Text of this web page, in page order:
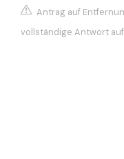
Antrag auf
vollständige Antwort